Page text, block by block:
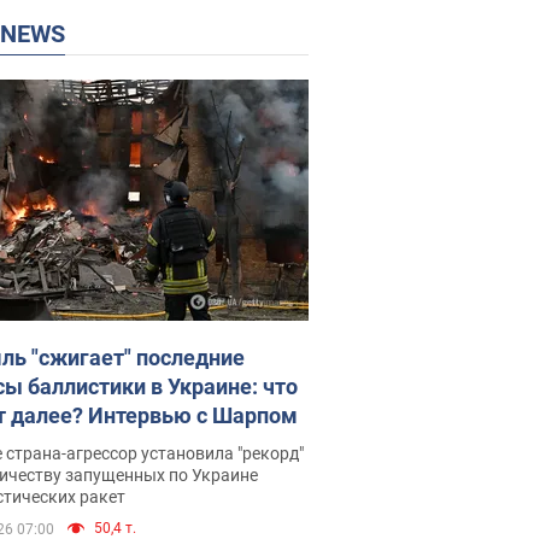
NEWS
"сжигает" последние
баллистики в Украине: что
далее? Интервью с Шарпом
агрессор установила "рекорд"
запущенных по Украине
ракет
07:00 50,4 т.